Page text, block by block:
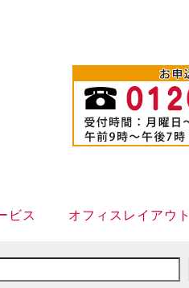
ビス オフィスレイアウト